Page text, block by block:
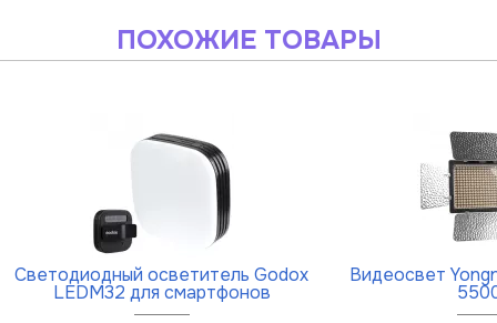
ПОХОЖИЕ ТОВАРЫ
Светодиодный осветитель Godox
LEDM32 для смартфонов
Видеосвет